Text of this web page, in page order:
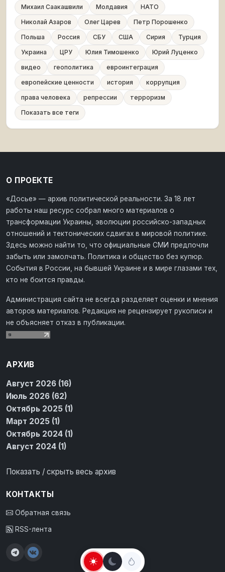
Михаил Саакашвили
Молдавия
НАТО
Николай Азаров
Олег Царев
Петр Порошенко
Польша
Россия СБУ США Сирия
Турция
Украина
ЦРУ Юлия Тимошенко
Юрий Луценко
видео
геополитика
евроинтеграция
европейские ценности
история
коррупция
права человека
репрессии
терроризм
Показать все теги
О ПРОЕКТЕ
«Досье» — архив политической реальности. За 18 лет
работы наш ресурс собрал много материалов о
трансформации Украины, эволюции российско-западных
отношений и тектонических сдвигах в мировой политике.
Здесь можно найти то, что официальные СМИ предпочли
забыть или замолчать. Политика и общество без купюр.
События в России, на бывшей Украине и в мире глазами тех,
кто не боится правды.
Администрация сайта не всегда разделяет оценки и мнения
авторов материалов. Редакция не рецензирует рукописи и
не объясняет отказ в публикации.
АРХИВ
Август 2026 (16)
Июль 2026 (62)
Октябрь 2025 (1)
Март 2025 (1)
Октябрь 2024 (1)
Август 2024 (1)
Показать / скрыть весь архив
КОНТАКТЫ
Обратная связь
RSS-лента